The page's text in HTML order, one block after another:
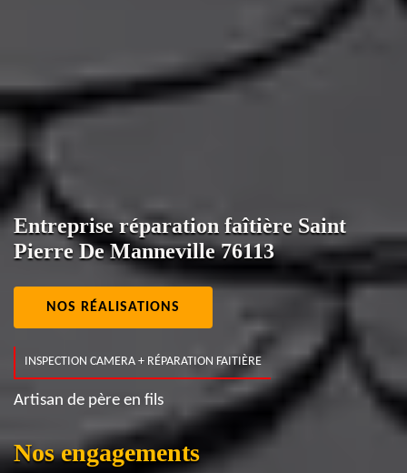
Entreprise réparation faîtière Saint
Pierre De Manneville 76113
NOS RÉALISATIONS
INSPECTION CAMERA + RÉPARATION FAITIÈRE
Artisan de père en fils
Nos engagements